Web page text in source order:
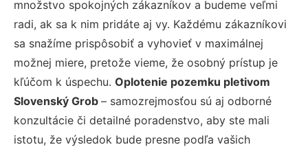
množstvo spokojných zákazníkov a budeme veľmi
radi, ak sa k nim pridáte aj vy. Každému zákazníkovi
sa snažíme prispôsobiť a vyhovieť v maximálnej
možnej miere, pretože vieme, že osobný prístup je
kľúčom k úspechu. Oplotenie pozemku pletivom
Slovenský Grob – samozrejmosťou sú aj odborné
konzultácie či detailné poradenstvo, aby ste mali
istotu, že výsledok bude presne podľa vašich